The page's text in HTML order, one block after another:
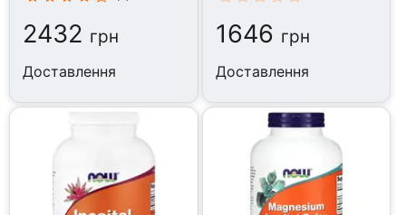
2432 грн
Доставлення
1646 грн
Доставлення